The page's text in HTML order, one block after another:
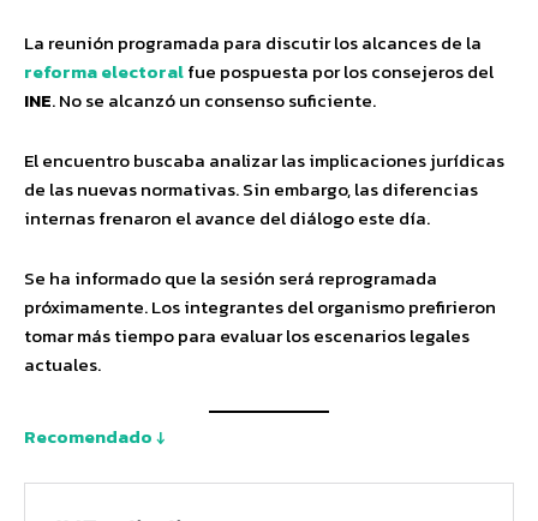
La reunión programada para discutir los alcances de la
reforma electoralfue pospuesta por los consejeros del
INE. No se alcanzó un consenso suficiente.
El encuentro buscaba analizar las implicaciones jurídicas
de las nuevas normativas. Sin embargo, las diferencias
internas frenaron el avance del diálogo este día.
Se ha informado que la sesión será reprogramada
próximamente. Los integrantes del organismo prefirieron
tomar más tiempo para evaluar los escenarios legales
actuales.
Recomendado ↓